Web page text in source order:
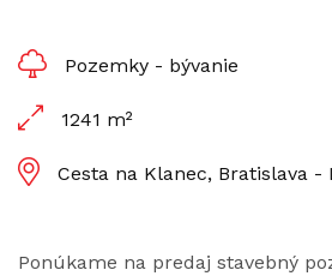
Pozemky - bývanie
1241 m²
Cesta na Klanec, Bratislava -
Ponúkame na predaj stavebný